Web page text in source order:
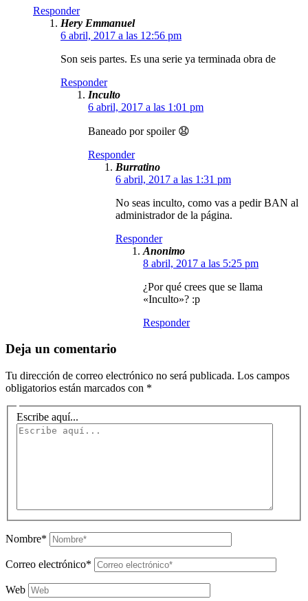
Responder
Hery Emmanuel
6 abril, 2017 a las 12:56 pm
Son seis partes. Es una serie ya terminada obra de
Responder
Inculto
6 abril, 2017 a las 1:01 pm
Baneado por spoiler 😧
Responder
Burratino
6 abril, 2017 a las 1:31 pm
No seas inculto, como vas a pedir BAN al
administrador de la página.
Responder
Anonimo
8 abril, 2017 a las 5:25 pm
¿Por qué crees que se llama
«Inculto»? :p
Responder
Deja un comentario
Tu dirección de correo electrónico no será publicada. Los campos
obligatorios están marcados con *
Escribe aquí...
Nombre*
Correo electrónico*
Web